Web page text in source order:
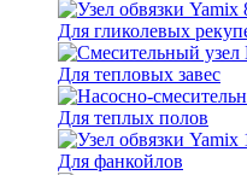
Для гликолевых
Для тепловых завес
Для теплых полов
Для фанкойлов